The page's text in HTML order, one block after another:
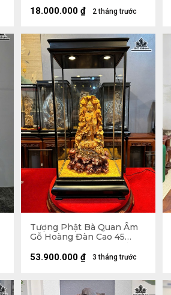
2 tháng trước
18.000.000 ₫
Tượng Phật Bà Quan Âm
Gỗ Hoàng Đàn Cao 45
Cao 75 Rộng 42 Sâu 30 cm
3 tháng trước
53.900.000 ₫